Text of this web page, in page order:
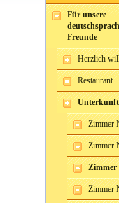
Für unsere
Freunde
Herzlich
Restaurant
Unterkunft
Zimmer
Zimmer
Zimmer
Zimmer